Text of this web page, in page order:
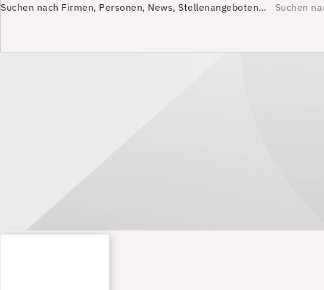
Suchen nach Firmen, Personen, News, Stellenangeboten…